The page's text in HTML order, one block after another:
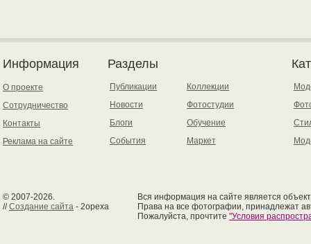
Информация
О проекте
Сотрудничество
Контакты
Реклама на сайте
Разделы
Публикации
Новости
Блоги
События
Коллекции
Фотостудии
Обучение
Маркет
© 2007-2026.
//Создание сайта - 2opexa
Вся информация на сайте является
Права на все фотографии, принадлежат
Пожалуйста, прочтите "Условия